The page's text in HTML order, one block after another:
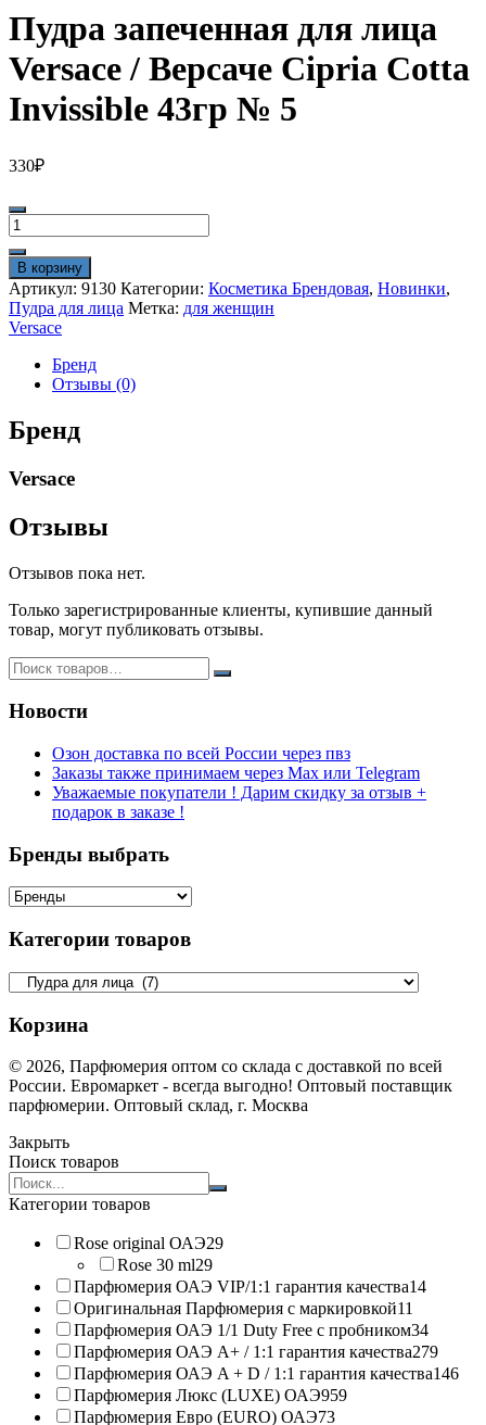
Пудра запеченная для лица
Versace / Версаче Cipria Cotta
Invissible 43гр № 5
330₽
Количество
товара
Пудра
запеченная
для
лица
Versace
Версаче
Cotta
Invissible
№
В корзину
Артикул: 9130 Категории: Косметика Брендовая, Новинки,
Пудра для лица Метка: для женщин
Versace
Бренд
Отзывы (0)
Бренд
Versace
Отзывы
Отзывов пока нет.
Только зарегистрированные клиенты, купившие данный
товар, могут публиковать отзывы.
Новости
Озон доставка по всей России через пвз
Заказы также принимаем через Max или Telegram
Уважаемые покупатели ! Дарим скидку за отзыв +
подарок в заказе !
Бренды выбрать
Категории товаров
Корзина
© 2026, Парфюмерия оптом со склада с доставкой по всей
России. Евромаркет - всегда выгодно! Оптовый поставщик
парфюмерии. Оптовый склад, г. Москва
Закрыть
Поиск товаров
Search
products:
Категории товаров
Rose original ОАЭ29
Rose 30 ml29
Парфюмерия ОАЭ VIP/1:1 гарантия качества14
Оригинальная Парфюмерия с маркировкой11
Парфюмерия ОАЭ 1/1 Duty Free с пробником34
Парфюмерия ОАЭ A+ / 1:1 гарантия качества279
Парфюмерия ОАЭ A + D / 1:1 гарантия качества146
Парфюмерия Люкс (LUXE) ОАЭ959
Парфюмерия Евро (EURO) ОАЭ73